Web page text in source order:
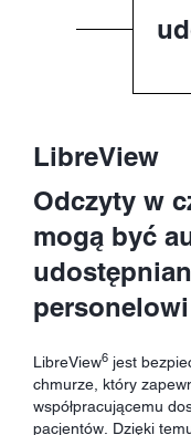
LibreView
Odczyty w
mogą być
LibreView6 jest
chmurze, który
współpracującemu
pacjentów. Dzięki